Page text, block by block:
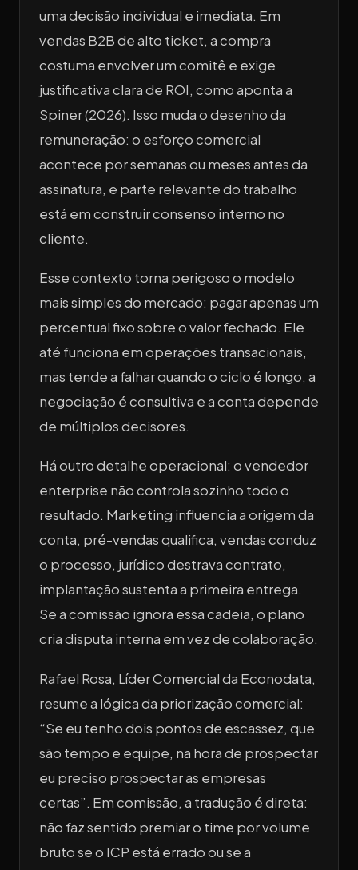
uma decisão individual e imediata. Em
vendas B2B de alto ticket, a compra
costuma envolver um comitê e exige
justificativa clara de ROI, como aponta a
Spiner (2026). Isso muda o desenho da
remuneração: o esforço comercial
acontece por semanas ou meses antes da
assinatura, e parte relevante do trabalho
está em construir consenso interno no
cliente.
Esse contexto torna perigoso o modelo
mais simples do mercado: pagar apenas um
percentual fixo sobre o valor fechado. Ele
até funciona em operações transacionais,
mas tende a falhar quando o ciclo é longo, a
negociação é consultiva e a conta depende
de múltiplos decisores.
Há outro detalhe operacional: o vendedor
enterprise não controla sozinho todo o
resultado. Marketing influencia a origem da
conta, pré-vendas qualifica, vendas conduz
o processo, jurídico destrava contrato,
implantação sustenta a primeira entrega.
Se a comissão ignora essa cadeia, o plano
cria disputa interna em vez de colaboração.
Rafael Rosa, Líder Comercial da Econodata,
resume a lógica da priorização comercial:
“Se eu tenho dois pontos de escassez, que
são tempo e equipe, na hora de prospectar
eu preciso prospectar as empresas
certas”. Em comissão, a tradução é direta:
não faz sentido premiar o time por volume
bruto se o ICP está errado ou se a